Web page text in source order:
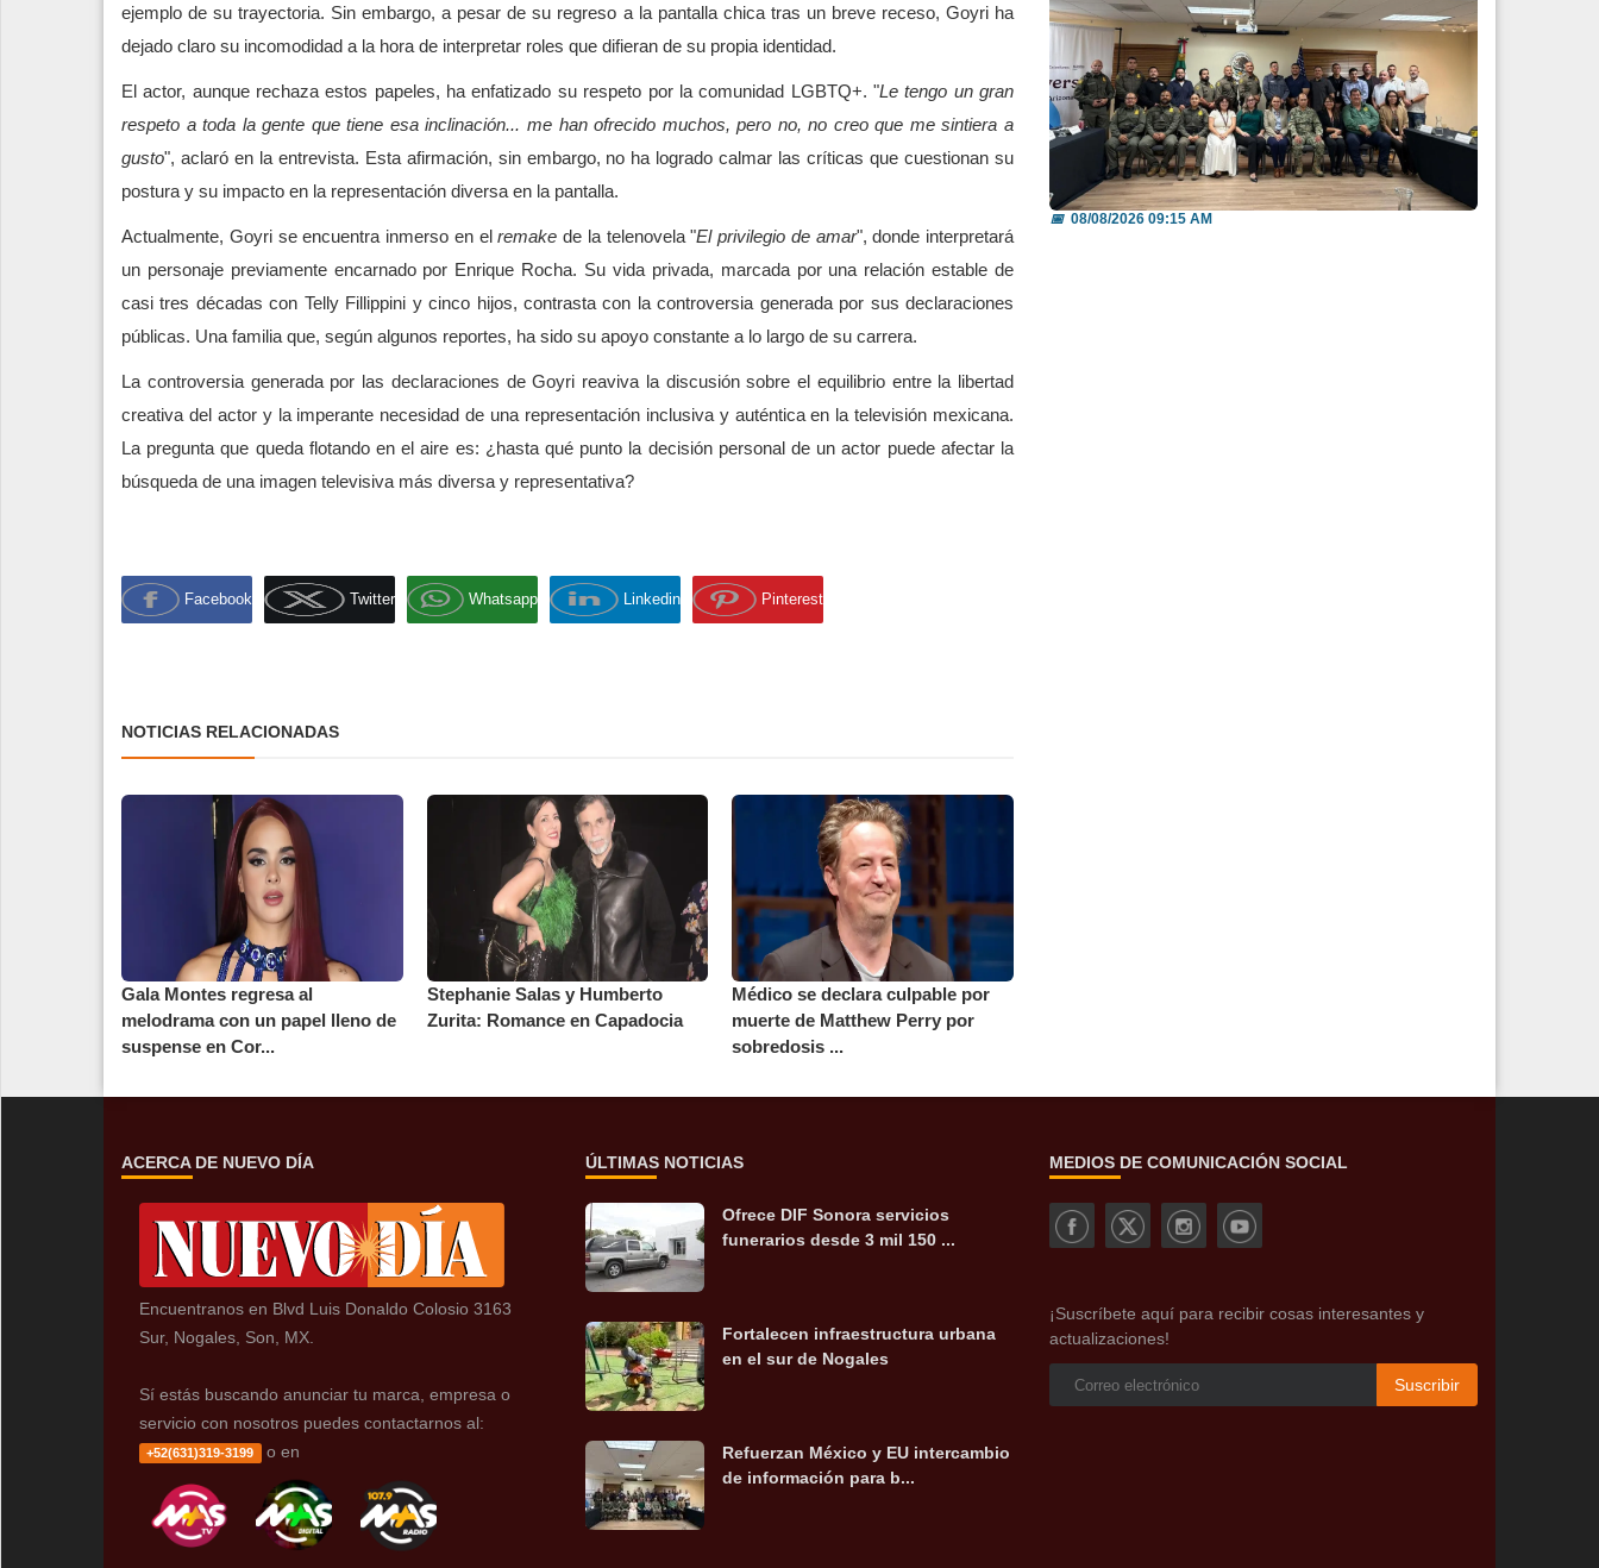
ejemplo de su trayectoria. Sin embargo, a pesar de su regreso a la pantalla chica tras un breve receso, Goyri ha
dejado claro su incomodidad a la hora de interpretar roles que difieran de su propia identidad.
El actor, aunque rechaza estos papeles, ha enfatizado su respeto por la comunidad LGBTQ+. "Le tengo un gran
respeto a toda la gente que tiene esa inclinación... me han ofrecido muchos, pero no, no creo que me sintiera a
gusto", aclaró en la entrevista. Esta afirmación, sin embargo, no ha logrado calmar las críticas que cuestionan su
postura y su impacto en la representación diversa en la pantalla.
Actualmente, Goyri se encuentra inmerso en elremake de la telenovela "El privilegio de amar", donde interpretará
un personaje previamente encarnado por Enrique Rocha. Su vida privada, marcada por una relación estable de
casi tres décadas con Telly Fillippini y cinco hijos, contrasta con la controversia generada por sus declaraciones
públicas. Una familia que, según algunos reportes, ha sido su apoyo constante a lo largo de su carrera.
La controversia generada por las declaraciones de Goyri reaviva la discusión sobre el equilibrio entre la libertad
creativa del actor y la imperante necesidad de una representación inclusiva y auténtica en la televisión mexicana.
La pregunta que queda flotando en el aire es: ¿hasta qué punto la decisión personal de un actor puede afectar la
búsqueda de una imagen televisiva más diversa y representativa?
Facebook Twitter Whatsapp Linkedin Pinterest
NOTICIAS RELACIONADAS
Gala Montes regresa al
melodrama con un papel lleno de
suspense en Cor...
Stephanie Salas y Humberto
Zurita: Romance en Capadocia
Médico se declara culpable por
muerte de Matthew Perry por
sobredosis ...
Refuerzan México y EU intercambio de
información para b...
📅08/08/2026 09:15 AM
ACERCA DE NUEVO DÍA
Encuentranos en Blvd Luis Donaldo Colosio 3163
Sur, Nogales, Son, MX.
Sí estás buscando anunciar tu marca, empresa o
servicio con nosotros puedes contactarnos al:
+52(631)319-3199 o en
ÚLTIMAS NOTICIAS
Ofrece DIF Sonora servicios
funerarios desde 3 mil 150 ...
Fortalecen infraestructura urbana
en el sur de Nogales
Refuerzan México y EU intercambio
de información para b...
MEDIOS DE COMUNICACIÓN SOCIAL
¡Suscríbete aquí para recibir cosas interesantes y
actualizaciones!
Suscribir